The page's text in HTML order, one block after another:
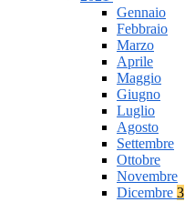
Gennaio
Febbraio
Marzo
Aprile
Maggio
Giugno
Luglio
Agosto
Settembre
Ottobre
Novembre
Dicembre 3